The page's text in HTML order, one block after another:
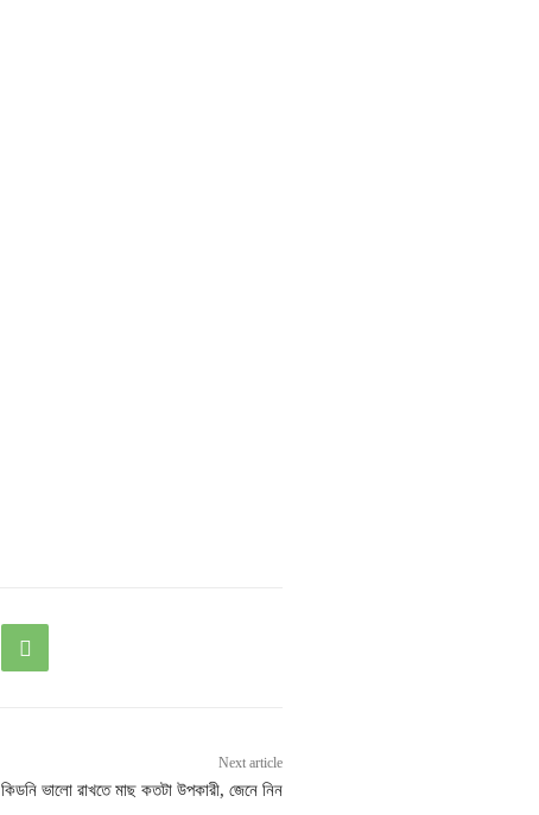
Next article
কিডনি ভালো রাখতে মাছ কতটা উপকারী, জেনে নিন